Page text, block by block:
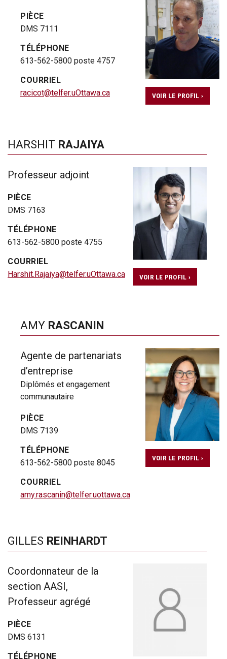
PIÈCE
DMS 7111
TÉLÉPHONE
613-562-5800 poste 4757
COURRIEL
racicot@telfer.uOttawa.ca
VOIR LE PROFIL ›
HARSHIT RAJAIYA
Professeur adjoint
PIÈCE
DMS 7163
TÉLÉPHONE
613-562-5800 poste 4755
COURRIEL
Harshit.Rajaiya@telfer.uOttawa.ca
VOIR LE PROFIL ›
AMY RASCANIN
Agente de partenariats
d’entreprise
Diplômés et engagement
communautaire
PIÈCE
DMS 7139
TÉLÉPHONE
613-562-5800 poste 8045
COURRIEL
amy.rascanin@telfer.uottawa.ca
VOIR LE PROFIL ›
GILLES REINHARDT
Coordonnateur de la
section AASI,
Professeur agrégé
PIÈCE
DMS 6131
TÉLÉPHONE